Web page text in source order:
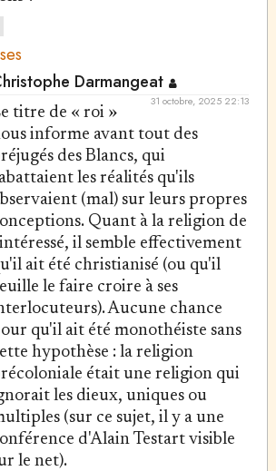
Darmangeat
31 octobre, 2025 22:13
titre de « roi »
informe avant tout des
des Blancs, qui
les réalités qu'ils
(mal) sur leurs propres
Quant à la religion de
il semble effectivement
ait été christianisé (ou qu'il
le faire croire à ses
Aucune chance
qu'il ait été monothéiste sans
hypothèse : la religion
était une religion qui
les dieux, uniques ou
(sur ce sujet, il y a une
d'Alain Testart visible
le net).